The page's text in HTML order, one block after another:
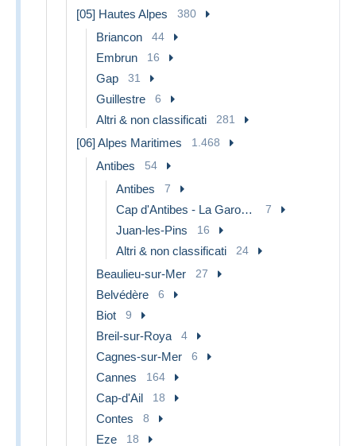
[05] Hautes Alpes 380
Briancon 44
Embrun 16
Gap 31
Guillestre 6
Altri & non classificati 281
[06] Alpes Maritimes 1.468
Antibes 54
Antibes 7
Cap d'Antibes - La Garoupe 7
Juan-les-Pins 16
Altri & non classificati 24
Beaulieu-sur-Mer 27
Belvédère 6
Biot 9
Breil-sur-Roya 4
Cagnes-sur-Mer 6
Cannes 164
Cap-d'Ail 18
Contes 8
Eze 18